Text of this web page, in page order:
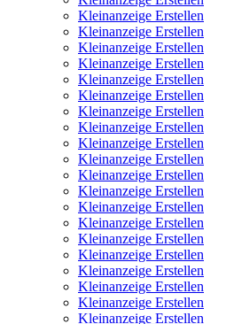
Kleinanzeige Erstellen
Kleinanzeige Erstellen
Kleinanzeige Erstellen
Kleinanzeige Erstellen
Kleinanzeige Erstellen
Kleinanzeige Erstellen
Kleinanzeige Erstellen
Kleinanzeige Erstellen
Kleinanzeige Erstellen
Kleinanzeige Erstellen
Kleinanzeige Erstellen
Kleinanzeige Erstellen
Kleinanzeige Erstellen
Kleinanzeige Erstellen
Kleinanzeige Erstellen
Kleinanzeige Erstellen
Kleinanzeige Erstellen
Kleinanzeige Erstellen
Kleinanzeige Erstellen
Kleinanzeige Erstellen